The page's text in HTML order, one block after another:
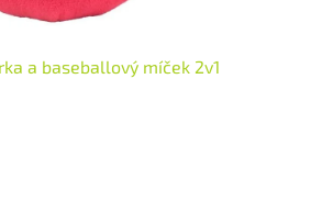
a baseballový míček 2v1